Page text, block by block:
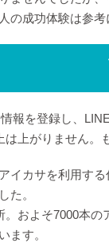
の成功体験は参考
報を登録し、
上がりません。
イカサを利用す
た。
。およそ7000本
ます。